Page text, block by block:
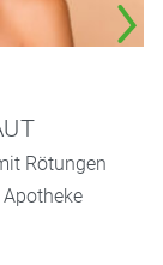
Rötungen